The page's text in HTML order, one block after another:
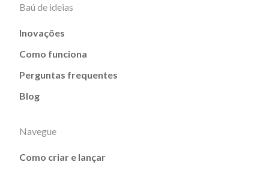
Baú de ideias
Inovações
Como funciona
Perguntas frequentes
Blog
Navegue
Como criar e lançar